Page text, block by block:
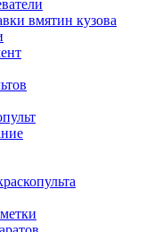
вмятин кузова